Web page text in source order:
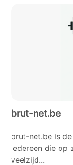
brut-net.be
brut-net.be is
iedereen die op
veelzijd...